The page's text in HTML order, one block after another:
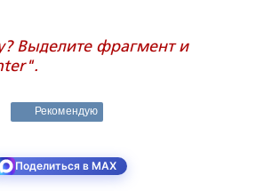
Выделите фрагмент и
Рекомендую
Поделиться в MAX